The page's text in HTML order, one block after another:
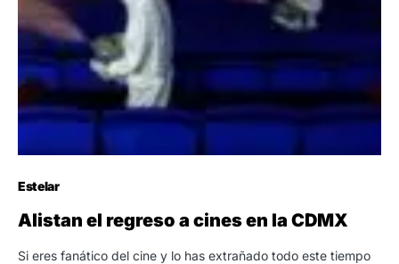
Estelar
Alistan el regreso a cines en la CDMX
Si eres fanático del cine y lo has extrañado todo este tiempo